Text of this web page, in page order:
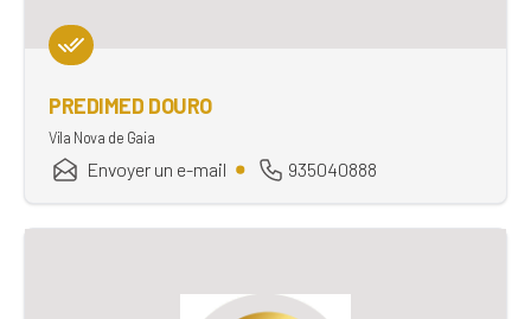
PREDIMED DOURO
Vila Nova de Gaia
Envoyer un e-mail 935040888